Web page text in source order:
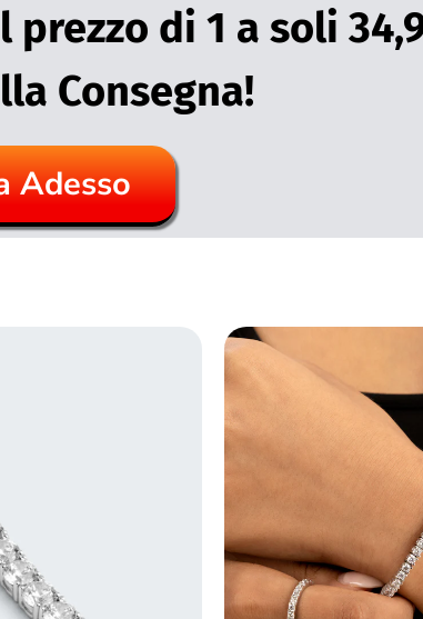
prezzo di 1 a soli
Consegna!
Adesso